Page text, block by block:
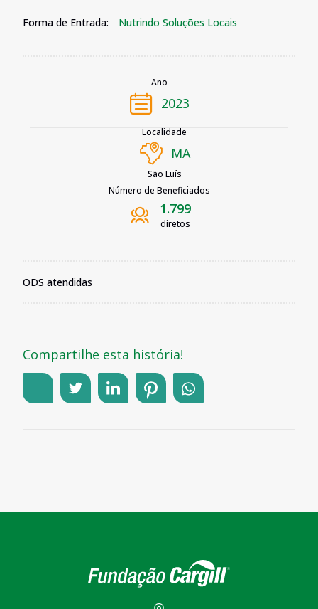
Forma de Entrada: Nutrindo Soluções Locais
Ano
2023
Localidade
MA
São Luís
Número de Beneficiados
diretos
1.799
ODS atendidas
Compartilhe esta história!